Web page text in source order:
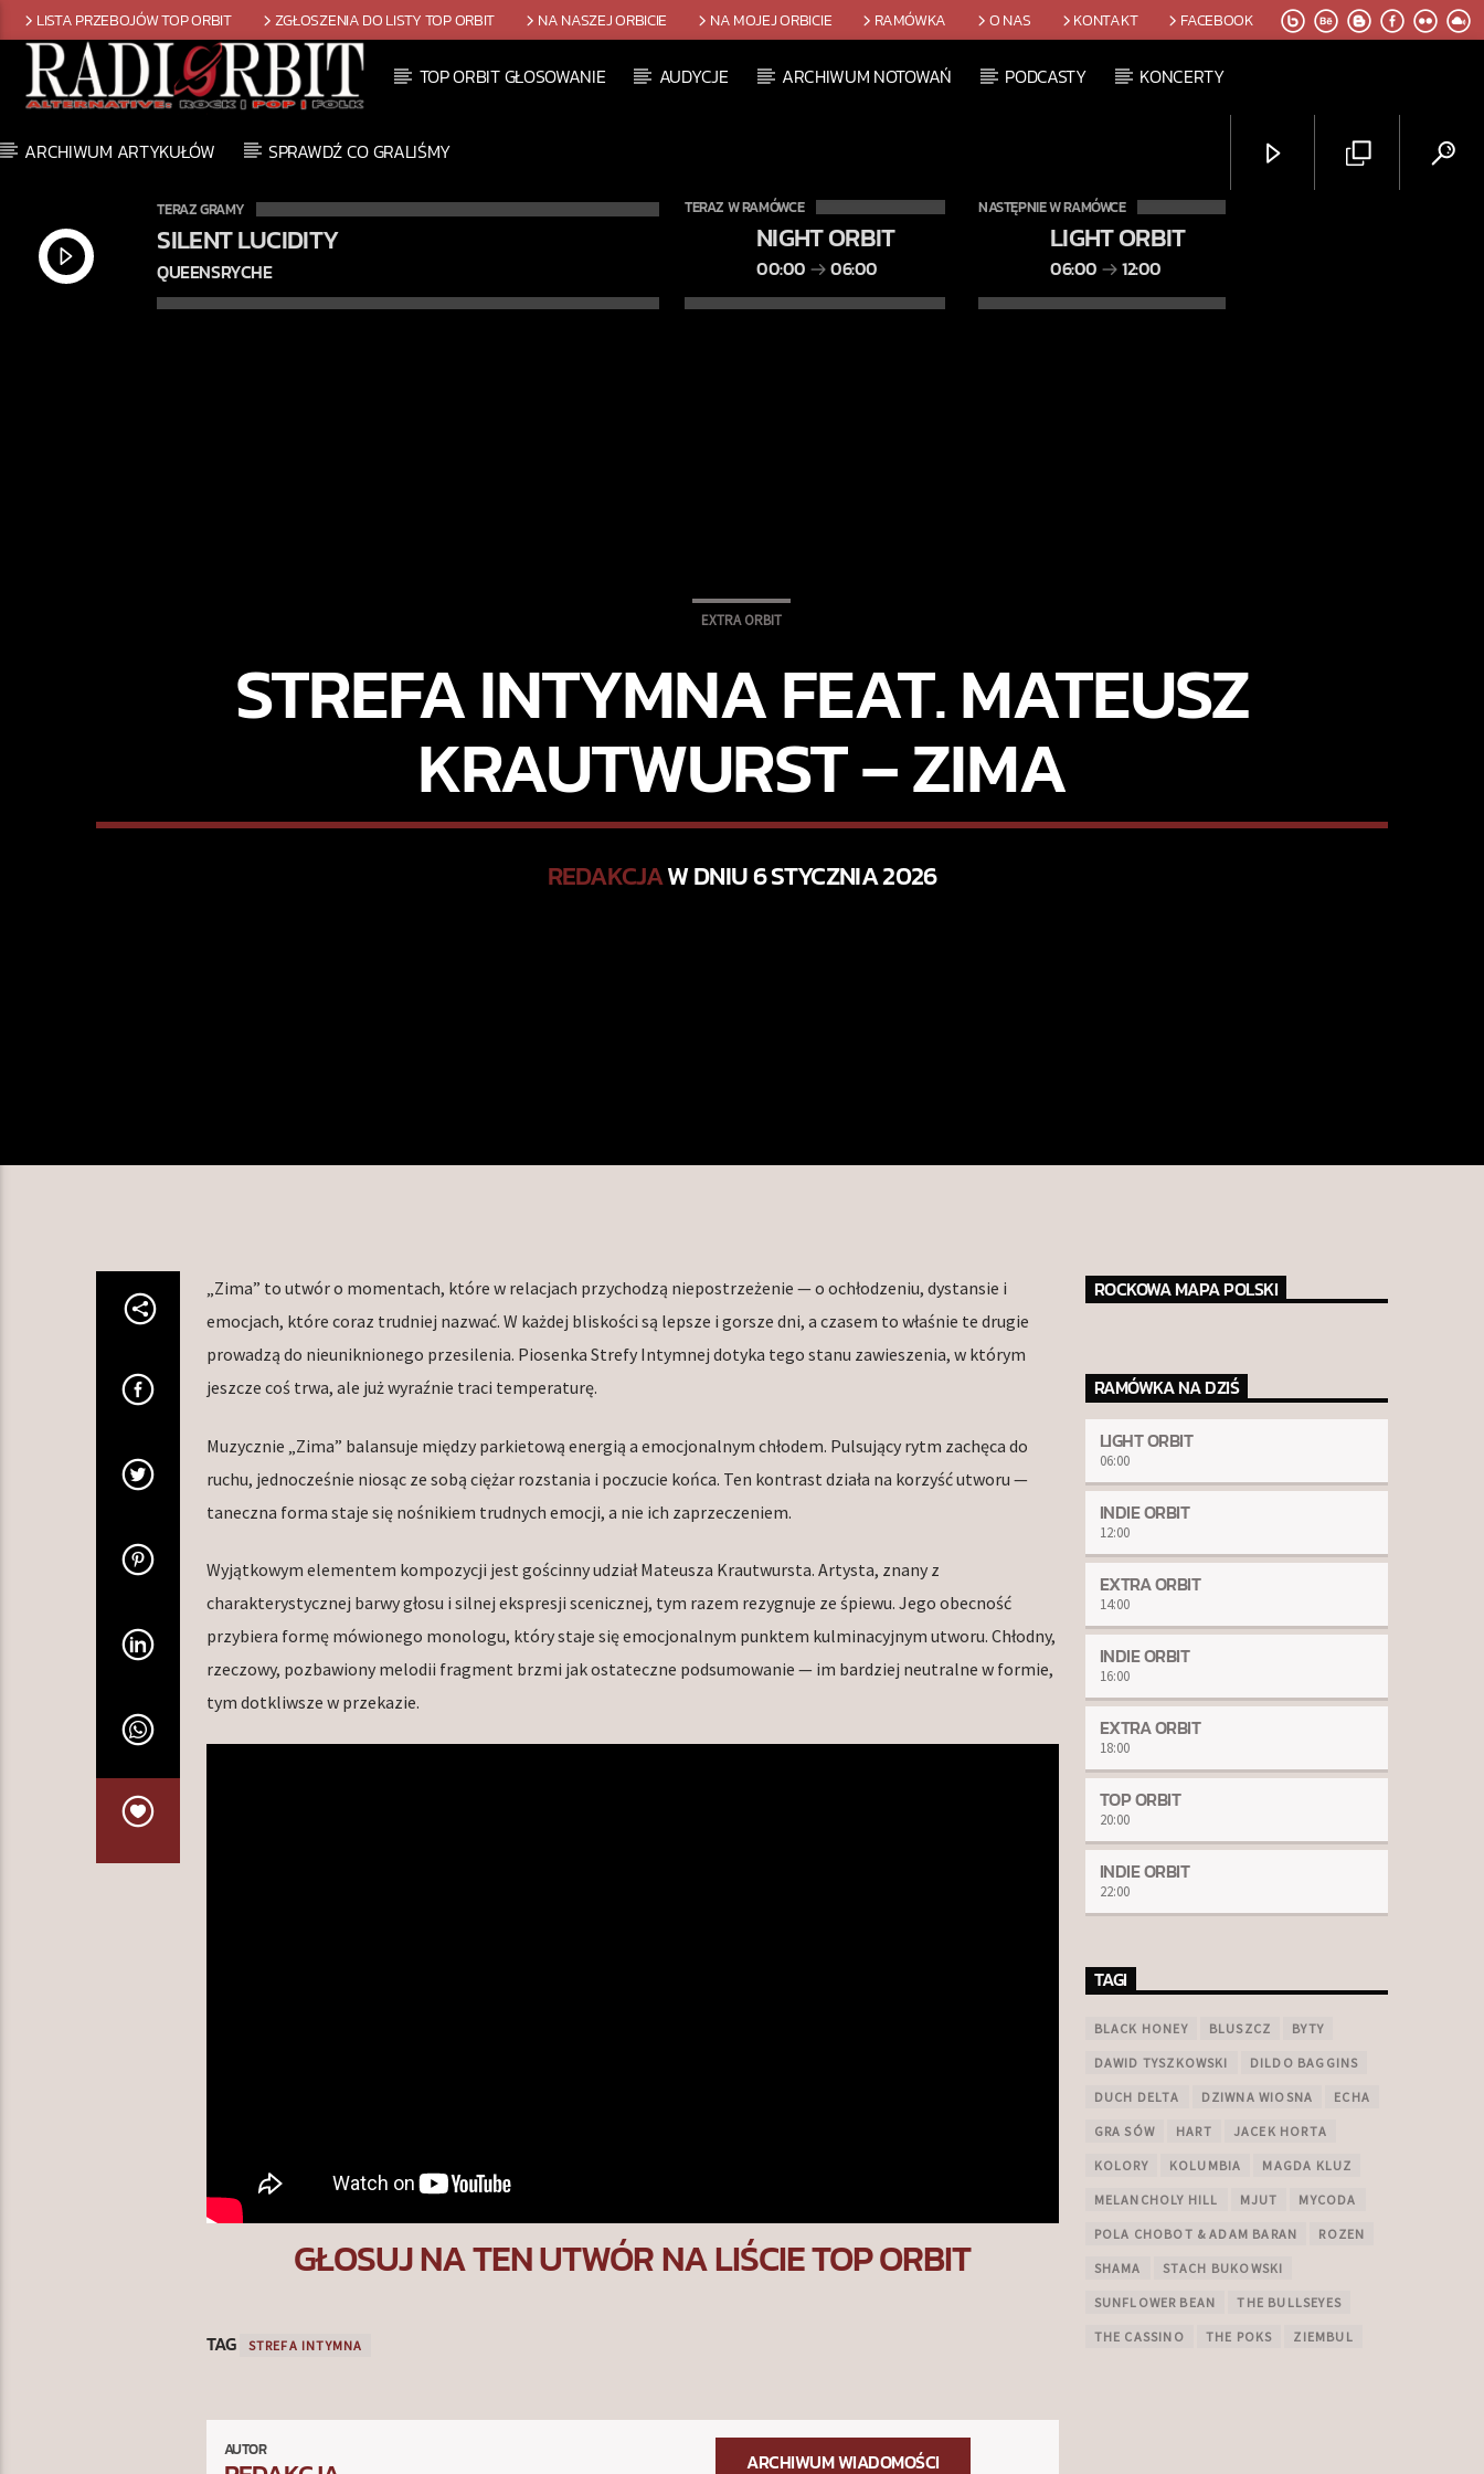
LISTA PRZEBOJÓW TOP ORBIT ZGŁOSZENIA DO LISTY TOP ORBIT NA NASZEJ ORBICIE NA MOJEJ ORBICIE RAMÓWKA O NAS KONTAKT FACEBOOK
TOP ORBIT GŁOSOWANIE AUDYCJE ARCHIWUM NOTOWAŃ PODCASTY KONCERTY
ARCHIWUM ARTYKUŁÓW SPRAWDŹ CO GRALIŚMY
TERAZ GRAMY
SILENT LUCIDITY
QUEENSRYCHE
TERAZ W RAMÓWCE
NIGHT ORBIT
00:00 06:00
NASTĘPNIE W RAMÓWCE
LIGHT ORBIT
06:00 12:00
EXTRA ORBIT
STREFA INTYMNA FEAT. MATEUSZ
KRAUTWURST – ZIMA
REDAKCJAW DNIU 6 STYCZNIA 2026
„Zima” to utwór o momentach, które w relacjach przychodzą niepostrzeżenie — o ochłodzeniu, dystansie i
emocjach, które coraz trudniej nazwać. W każdej bliskości są lepsze i gorsze dni, a czasem to właśnie te drugie
prowadzą do nieuniknionego przesilenia. Piosenka Strefy Intymnej dotyka tego stanu zawieszenia, w którym
jeszcze coś trwa, ale już wyraźnie traci temperaturę.
Muzycznie „Zima” balansuje między parkietową energią a emocjonalnym chłodem. Pulsujący rytm zachęca do
ruchu, jednocześnie niosąc ze sobą ciężar rozstania i poczucie końca. Ten kontrast działa na korzyść utworu —
taneczna forma staje się nośnikiem trudnych emocji, a nie ich zaprzeczeniem.
Wyjątkowym elementem kompozycji jest gościnny udział Mateusza Krautwursta. Artysta, znany z
charakterystycznej barwy głosu i silnej ekspresji scenicznej, tym razem rezygnuje ze śpiewu. Jego obecność
przybiera formę mówionego monologu, który staje się emocjonalnym punktem kulminacyjnym utworu. Chłodny,
rzeczowy, pozbawiony melodii fragment brzmi jak ostateczne podsumowanie — im bardziej neutralne w formie,
tym dotkliwsze w przekazie.
GŁOSUJ NA TEN UTWÓR NA LIŚCIE TOP ORBIT
TAG STREFA INTYMNA
AUTOR ARCHIWUM WIADOMOŚCI
ROCKOWA MAPA POLSKI
RAMÓWKA NA DZIŚ
LIGHT ORBIT
06:00
INDIE ORBIT
12:00
EXTRA ORBIT
14:00
INDIE ORBIT
16:00
EXTRA ORBIT
18:00
TOP ORBIT
20:00
INDIE ORBIT
22:00
TAGI
BLACK HONEY BLUSZCZ BYTY
DAWID TYSZKOWSKI DILDO BAGGINS
DUCH DELTA DZIWNA WIOSNA ECHA
GRA SÓW HART JACEK HORTA
KOLORY KOLUMBIA MAGDA KLUZ
MELANCHOLY HILL MJUT MYCODA
POLA CHOBOT & ADAM BARAN ROZEN
SHAMA STACH BUKOWSKI
SUNFLOWER BEAN THE BULLSEYES
THE CASSINO THE POKS ZIEMBUL